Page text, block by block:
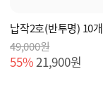
납작2호(반투명) 10개
49,000원
55%21,900원